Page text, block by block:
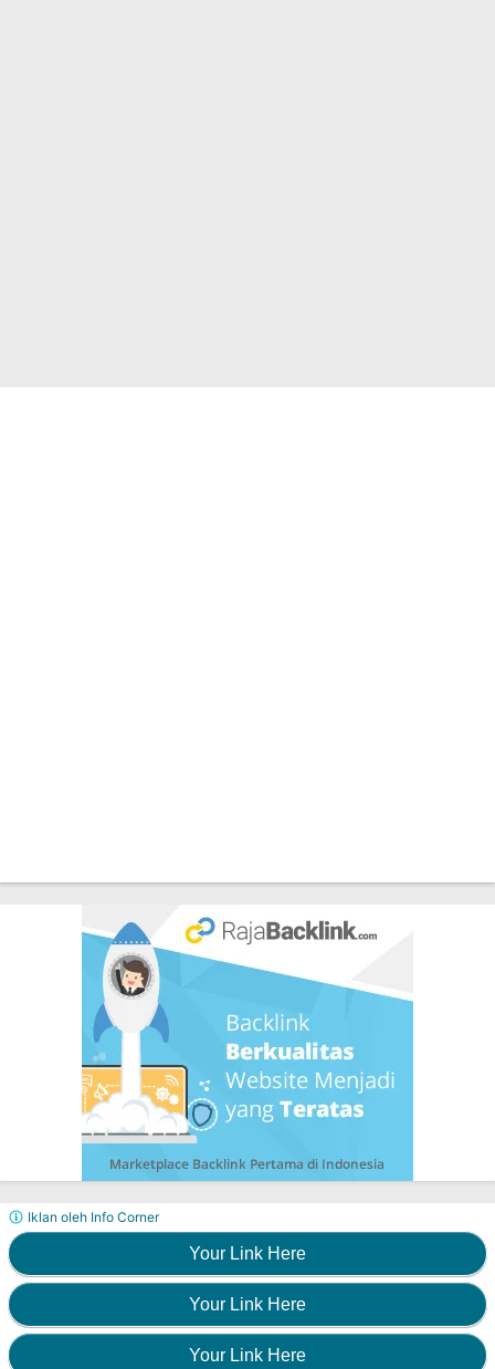
Your Link Here
Your Link Here
Your Link Here
Iklan oleh Info Corner